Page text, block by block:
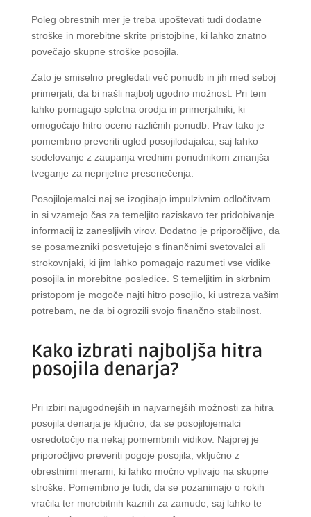
Poleg obrestnih mer je treba upoštevati tudi dodatne
stroške in morebitne skrite pristojbine, ki lahko znatno
povečajo skupne stroške posojila.
Zato je smiselno pregledati več ponudb in jih med seboj
primerjati, da bi našli najbolj ugodno možnost. Pri tem
lahko pomagajo spletna orodja in primerjalniki, ki
omogočajo hitro oceno različnih ponudb. Prav tako je
pomembno preveriti ugled posojilodajalca, saj lahko
sodelovanje z zaupanja vrednim ponudnikom zmanjša
tveganje za neprijetne presenečenja.
Posojilojemalci naj se izogibajo impulzivnim odločitvam
in si vzamejo čas za temeljito raziskavo ter pridobivanje
informacij iz zanesljivih virov. Dodatno je priporočljivo, da
se posamezniki posvetujejo s finančnimi svetovalci ali
strokovnjaki, ki jim lahko pomagajo razumeti vse vidike
posojila in morebitne posledice. S temeljitim in skrbnim
pristopom je mogoče najti hitro posojilo, ki ustreza vašim
potrebam, ne da bi ogrozili svojo finančno stabilnost.
Kako izbrati najboljša hitra
posojila denarja?
Pri izbiri najugodnejših in najvarnejših možnosti za hitra
posojila denarja je ključno, da se posojilojemalci
osredotočijo na nekaj pomembnih vidikov. Najprej je
priporočljivo preveriti pogoje posojila, vključno z
obrestnimi merami, ki lahko močno vplivajo na skupne
stroške. Pomembno je tudi, da se pozanimajo o rokih
vračila ter morebitnih kaznih za zamude, saj lahko te